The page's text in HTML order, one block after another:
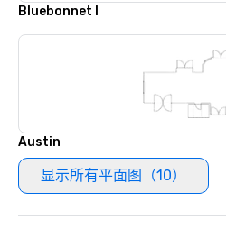
Bluebonnet I
Austin
显示所有平面图（10）